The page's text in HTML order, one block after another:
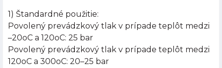
1) Štandardné použitie:
Povolený prevádzkový tlak v prípade teplôt medzi
–20oC a 120oC: 25 bar
Povolený prevádzkový tlak v prípade teplôt medzi
120oC a 300oC: 20–25 bar